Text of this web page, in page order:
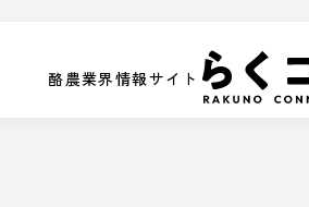
酪農業界情報サイト